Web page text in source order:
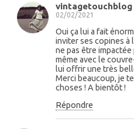
vintagetouchblog
02/02/2021
Oui ça lui a fait
inviter ses copines à
ne pas être
même avec le
lui offrir une très
Merci beaucoup, je
choses ! A bientôt !
Répondre